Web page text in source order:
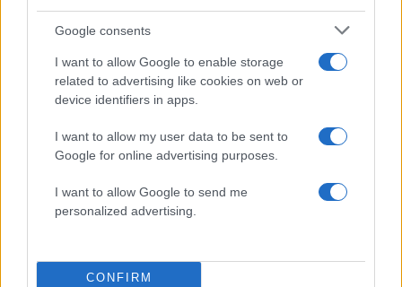
Google consents
I want to allow Google to enable storage
related to advertising like cookies on web or
device identifiers in apps.
I want to allow my user data to be sent to
Google for online advertising purposes.
I want to allow Google to send me
personalized advertising.
CONFIRM
2000 /2000
Υποβολή σχολίου
Όροι Χρήσης. Το site προστατεύεται από reCAPTCHA, ισχύουν
Πολιτική Απορρήτου&Όροι Χρήσης